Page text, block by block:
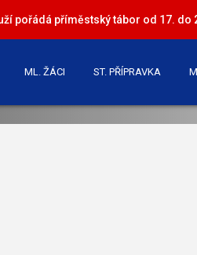
pořádá příměstský tábor od 17. do
ML. ŽÁCI ST. PŘÍPRAVKA